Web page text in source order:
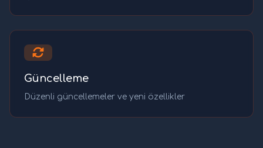
Güncelleme
Düzenli güncellemeler ve yeni özellikler